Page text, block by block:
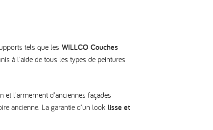
tels que les WILLCO Couches
à l'aide de tous les types de peintures
et l'armement d'anciennes façades
ancienne. La garantie d'un look lisse et